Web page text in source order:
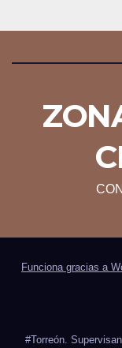
Funciona gracias a
#Torreón.